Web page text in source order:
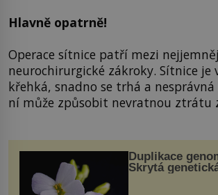
Hlavně opatrně!
Operace sítnice patří mezi
neurochirurgické zákroky. Sítnice je
křehká, snadno se trhá a
ní může způsobit nevratnou ztrátu
Duplikace
Skrytá